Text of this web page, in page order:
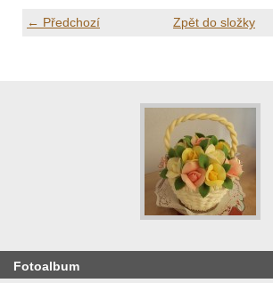
← Předchozí Zpět do složky
Fotoalbum